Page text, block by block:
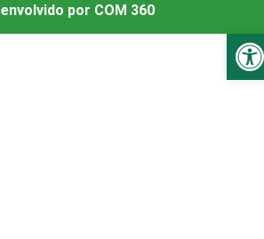
por COM 360